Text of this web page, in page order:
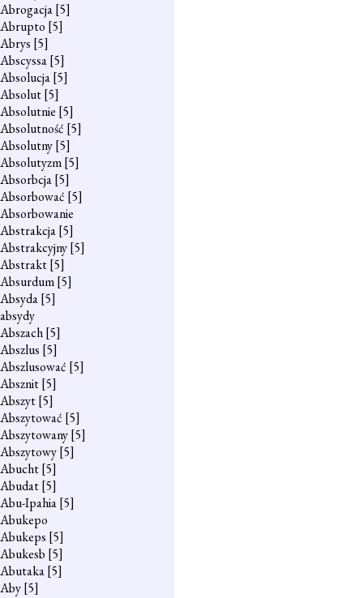
Abrogacja[5]
Abrupto [5]
Abrys [5]
Abscyssa[5]
Absolucja[5]
Absolut[5]
Absolutnie [5]
Absolutność [5]
Absolutny[5]
Absolutyzm[5]
Absorbcja[5]
Absorbować [5]
Absorbowanie
Abstrakcja[5]
Abstrakcyjny[5]
Abstrakt[5]
Absurdum[5]
Absyda[5]
absydy
Abszach[5]
Abszlus [5]
Abszlusować [5]
Absznit[5]
Abszyt[5]
Abszytować [5]
Abszytowany[5]
Abszytowy[5]
Abucht[5]
Abudat[5]
Abu-Ipahia[5]
Abukepo
Abukeps [5]
Abukesb [5]
Abutaka[5]
Aby[5]